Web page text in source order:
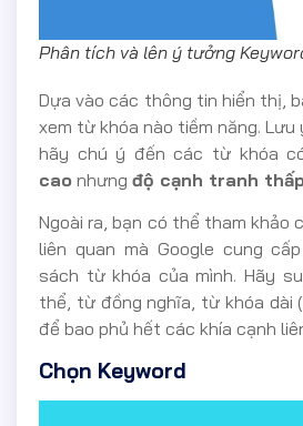
Phân tích và lên ý tưởng
Dựa vào các thông tin hiển thị,
xem từ khóa nào tiềm năng. Lưu
hãy chú ý đến các từ khóa
cao nhưng độ cạnh tranh
Ngoài ra, bạn có thể tham khảo
liên quan mà Google cung
sách từ khóa của mình. Hãy
thể, từ đồng nghĩa, từ khóa dài
để bao phủ hết các khía cạnh
Chọn Keyword